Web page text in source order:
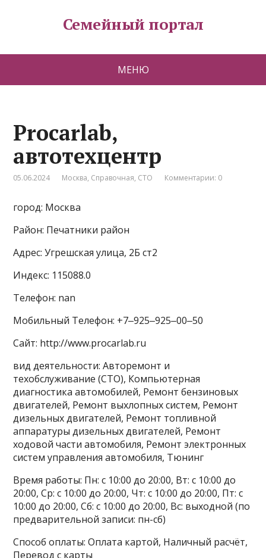
Семейный портал
МЕНЮ
Procarlab,
автотехцентр
05.06.2024 Москва, Справочная, СТО Комментарии: 0
город: Москва
Район: Печатники район
Адрес: Угрешская улица, 2Б ст2
Индекс: 115088.0
Телефон: nan
Мобильный Телефон: +7‒925‒925‒00‒50
Сайт: http://www.procarlab.ru
вид деятельности: Авторемонт и
техобслуживание (СТО), Компьютерная
диагностика автомобилей, Ремонт бензиновых
двигателей, Ремонт выхлопных систем, Ремонт
дизельных двигателей, Ремонт топливной
аппаратуры дизельных двигателей, Ремонт
ходовой части автомобиля, Ремонт электронных
систем управления автомобиля, Тюнинг
Время работы: Пн: с 10:00 до 20:00, Вт: с 10:00 до
20:00, Ср: с 10:00 до 20:00, Чт: с 10:00 до 20:00, Пт: с
10:00 до 20:00, Сб: с 10:00 до 20:00, Вс: выходной (по
предварительной записи: пн-сб)
Способ оплаты: Оплата картой, Наличный расчёт,
Перевод с карты